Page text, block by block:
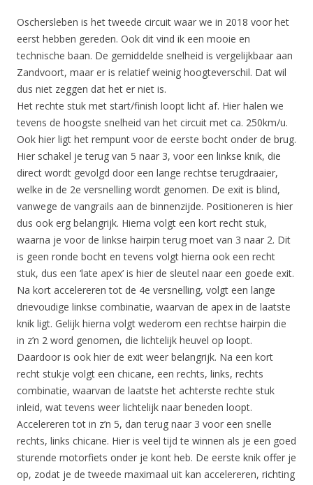
Oschersleben is het tweede circuit waar we in 2018 voor het
eerst hebben gereden. Ook dit vind ik een mooie en
technische baan. De gemiddelde snelheid is vergelijkbaar aan
Zandvoort, maar er is relatief weinig hoogteverschil. Dat wil
dus niet zeggen dat het er niet is.
Het rechte stuk met start/finish loopt licht af. Hier halen we
tevens de hoogste snelheid van het circuit met ca. 250km/u.
Ook hier ligt het rempunt voor de eerste bocht onder de brug.
Hier schakel je terug van 5 naar 3, voor een linkse knik, die
direct wordt gevolgd door een lange rechtse terugdraaier,
welke in de 2e versnelling wordt genomen. De exit is blind,
vanwege de vangrails aan de binnenzijde. Positioneren is hier
dus ook erg belangrijk. Hierna volgt een kort recht stuk,
waarna je voor de linkse hairpin terug moet van 3 naar 2. Dit
is geen ronde bocht en tevens volgt hierna ook een recht
stuk, dus een ‘late apex’ is hier de sleutel naar een goede exit.
Na kort accelereren tot de 4e versnelling, volgt een lange
drievoudige linkse combinatie, waarvan de apex in de laatste
knik ligt. Gelijk hierna volgt wederom een rechtse hairpin die
in z’n 2 word genomen, die lichtelijk heuvel op loopt.
Daardoor is ook hier de exit weer belangrijk. Na een kort
recht stukje volgt een chicane, een rechts, links, rechts
combinatie, waarvan de laatste het achterste rechte stuk
inleid, wat tevens weer lichtelijk naar beneden loopt.
Accelereren tot in z’n 5, dan terug naar 3 voor een snelle
rechts, links chicane. Hier is veel tijd te winnen als je een goed
sturende motorfiets onder je kont heb. De eerste knik offer je
op, zodat je de tweede maximaal uit kan accelereren, richting